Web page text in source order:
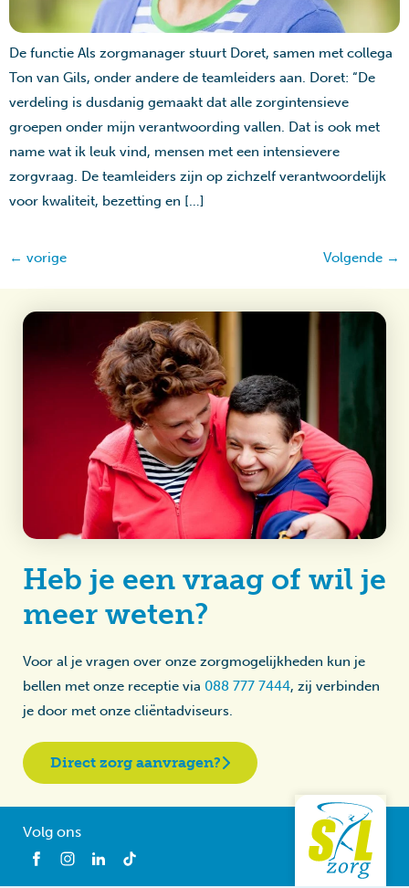
De functie Als zorgmanager stuurt Doret, samen met collega
Ton van Gils, onder andere de teamleiders aan. Doret: “De
verdeling is dusdanig gemaakt dat alle zorgintensieve
groepen onder mijn verantwoording vallen. Dat is ook met
name wat ik leuk vind, mensen met een intensievere
zorgvraag. De teamleiders zijn op zichzelf verantwoordelijk
voor kwaliteit, bezetting en […]
← vorige Volgende →
Heb je een vraag of wil je
meer weten?
Voor al je vragen over onze zorgmogelijkheden kun je
bellen met onze receptie via 088 777 7444, zij verbinden
je door met onze cliëntadviseurs.
Direct zorg aanvragen?
Volg ons